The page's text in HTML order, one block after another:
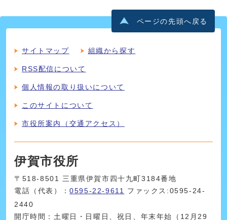
ページの先頭へ戻る
サイトマップ 組織から探す
RSS配信について
個人情報の取り扱いについて
このサイトについて
市役所案内（交通アクセス）
伊賀市役所
〒518-8501 三重県伊賀市四十九町3184番地
電話（代表）：0595-22-9611
ファックス:0595-24-
2440
開庁時間：土曜日・日曜日、祝日、年末年始（12月29